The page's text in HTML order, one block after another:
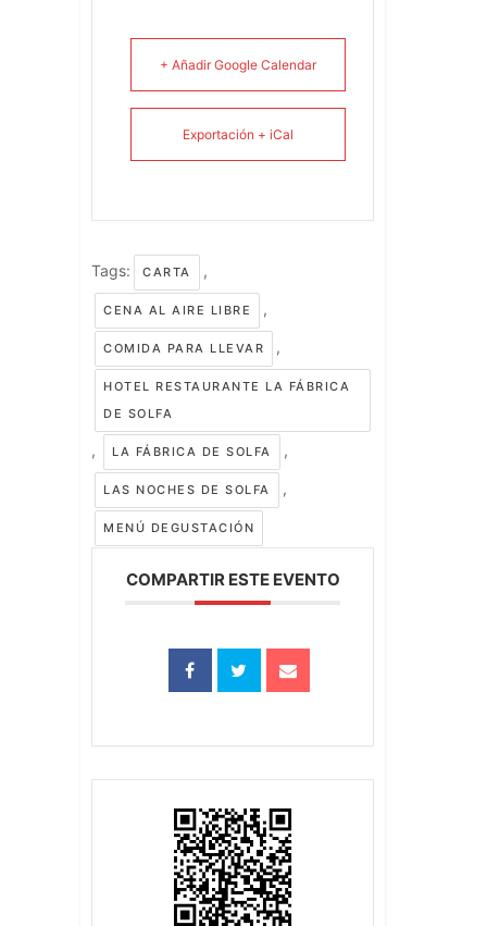
+ Añadir Google Calendar
Exportación + iCal
Tags: CARTA ,
CENA AL AIRE LIBRE ,
COMIDA PARA LLEVAR ,
HOTEL RESTAURANTE LA FÁBRICA
DE SOLFA
, LA FÁBRICA DE SOLFA ,
LAS NOCHES DE SOLFA ,
MENÚ DEGUSTACIÓN
COMPARTIR ESTE EVENTO